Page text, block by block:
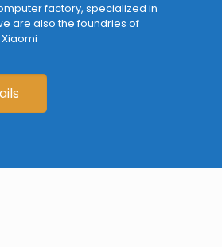
factory, specialized in
are also the foundries of